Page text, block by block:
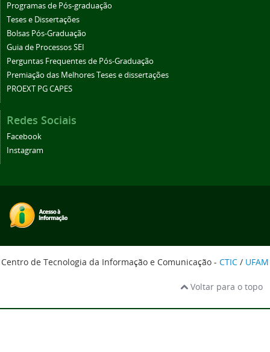
Programas de Pós-graduação
Teses e Dissertações
Bolsas Pós-Graduação
Guia de Processos SEI
Perguntas Frequentes de Pós-Graduação
Premiação das Melhores Teses e dissertações
PROEXT PG CAPES
Redes Sociais
Facebook
Instagram
Centro de Tecnologia da Informação e Comunicação - CTIC / UFAM
Voltar para o topo